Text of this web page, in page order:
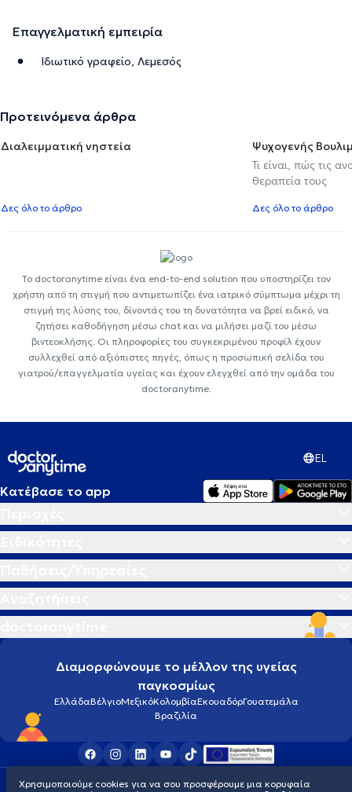
Επαγγελματική εμπειρία
Ιδιωτικό γραφείο, Λεμεσός
Προτεινόμενα άρθρα
Διαλειμματική νηστεία
Δες όλο το άρθρο
Ψυχογενής
Τι είναι, πώς τις
θεραπεία τους
Δες όλο το άρθρο
Το doctoranytime είναι ένα end-to-end solution που υποστηρίζει τον
χρήστη από τη στιγμή που αντιμετωπίζει ένα ιατρικό σύμπτωμα μέχρι τη
στιγμή της λύσης του, δίνοντάς του τη δυνατότητα να βρεί ειδικό, να
ζητήσει καθοδήγηση μέσω chat και να μιλήσει μαζί του μέσω
βιντεοκλήσης. Οι πληροφορίες του συγκεκριμένου προφίλ έχουν
συλλεχθεί από αξιόπιστες πηγές, όπως η προσωπική σελίδα του
γιατρού/επαγγελματία υγείας και έχουν ελεγχθεί από την ομάδα του
doctoranytime.
EL
Κατέβασε το app
Διαμορφώνουμε το μέλλον της υγείας
παγκοσμίως
ΕλλάδαΒέλγιοΜεξικόΚολομβίαΕκουαδόρΓουατεμάλα
Βραζιλία
Οροι χρήσηςCookiesΠολιτική προστασίας προσωπικού απορρήτου
Χρησιμοποιούμε cookies για να σου προσφέρουμε μια κορυφαία